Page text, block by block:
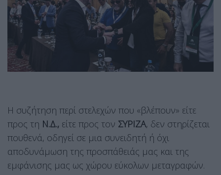
Η συζήτηση περί στελεχών που «βλέπουν» είτε
προς τη Ν.Δ., είτε προς τον ΣΥΡΙΖΑ, δεν στηρίζεται
πουθενά, οδηγεί σε μια συνειδητή ή όχι
αποδυνάμωση της προσπάθειάς μας και της
εμφάνισης μας ως χώρου εύκολων μεταγραφών.